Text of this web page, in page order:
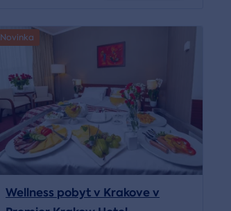
Novinka
Wellness pobyt v Krakove v